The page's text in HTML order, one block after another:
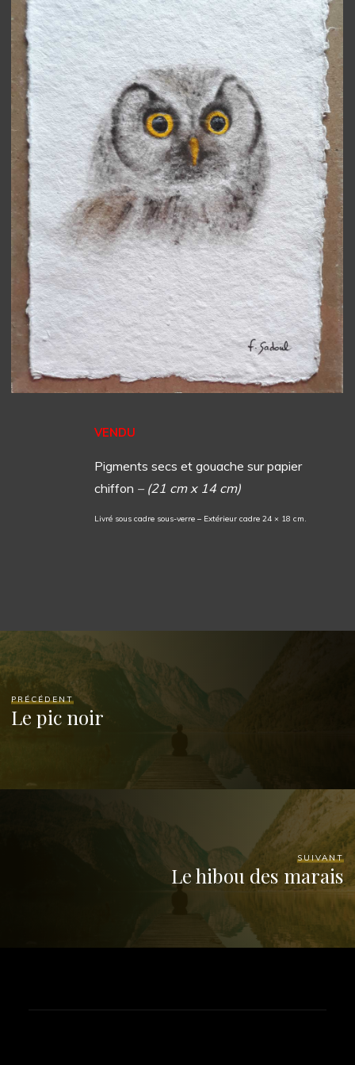
VENDU
Pigments secs et gouache sur papier
chiffon – (21 cm x 14 cm)
Livré sous cadre sous-verre – Extérieur cadre 24 × 18 cm.
PRÉCÉDENT
Le pic noir
SUIVANT
Le hibou des marais